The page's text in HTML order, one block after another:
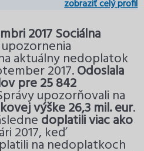
zobraziť celý profil
2017 Sociálna
aktuálny nedoplatok
2017.Odoslala
pre 25 842
upozorňovali na
výške 26,3 mil. eur.
doplatili viac ako
2017, keď
na nedoplatkoch